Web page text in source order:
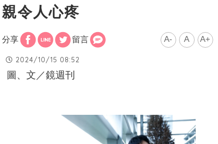
親令人心疼
分享 留言 A- A A+
2024/10/15 08:52
圖、文／鏡週刊